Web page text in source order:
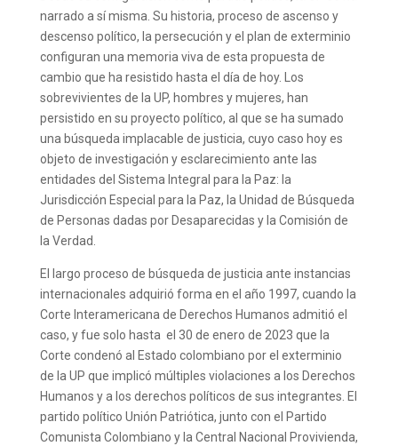
narrado a sí misma. Su historia, proceso de ascenso y
descenso político, la persecución y el plan de exterminio
configuran una memoria viva de esta propuesta de
cambio que ha resistido hasta el día de hoy. Los
sobrevivientes de la UP, hombres y mujeres, han
persistido en su proyecto político, al que se ha sumado
una búsqueda implacable de justicia, cuyo caso hoy es
objeto de investigación y esclarecimiento ante las
entidades del Sistema Integral para la Paz: la
Jurisdicción Especial para la Paz, la Unidad de Búsqueda
de Personas dadas por Desaparecidas y la Comisión de
la Verdad.
El largo proceso de búsqueda de justicia ante instancias
internacionales adquirió forma en el año 1997, cuando la
Corte Interamericana de Derechos Humanos admitió el
caso, y fue solo hasta e l 30 de enero de 2023 que la
Corte condenó al Estado colombiano por el exterminio
de la UP que implicó múltiples violaciones a los Derechos
Humanos y a los derechos políticos de sus integrantes. El
partido político Unión Patriótica, junto con el Partido
Comunista Colombiano y la Central Nacional Provivienda,